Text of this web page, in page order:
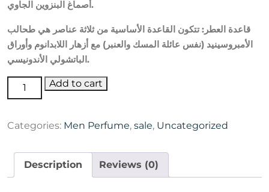
أصماغ البنزوين الجاوي.
قاعدة العطر: تتكون القاعدة الأساسية من ثلاثة عناصر هي طحالب
الأمبروسينيد (نفس عائلة المسك والعنبر) مع أزهار اللابدانوم وأوراق
الباتشولي الأندونيسي.
Pasha
de
Parfum
Add to cart
Categories: Men Perfume, sale, Uncategorized
Description Reviews (0)